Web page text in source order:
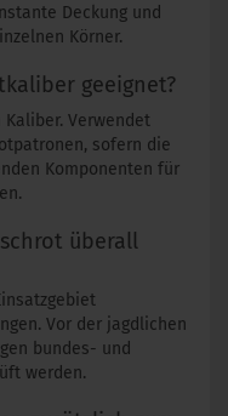
Deckung und
Körner.
geeignet?
Verwendet
sofern die
Komponenten für
überall
Vor der jagdlichen
bundes- und
werden.